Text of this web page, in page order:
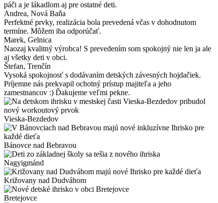
páči a je lákadlom aj pre ostatné deti.
Andrea, Nová Baňa
Perfektné prvky, realizácia bola prevedená včas v dohodnutom
termíne. Môžem iba odporúčať.
Marek, Gelnica
Naozaj kvalitný výrobca! S prevedením som spokojný nie len ja ale
aj všetky deti v obci.
Štefan, Trenčín
Vysoká spokojnosť s dodávaním detských závesných hojdačiek.
Príjemne nás prekvapil ochotný prístup majiteľa a jeho
zamestnancov :) Ďakujeme veľmi pekne.
Vieska-Bezdedov
Bánovce nad Bebravou
Nagyigmánd
Križovany nad Dudváhom
Bretejovce